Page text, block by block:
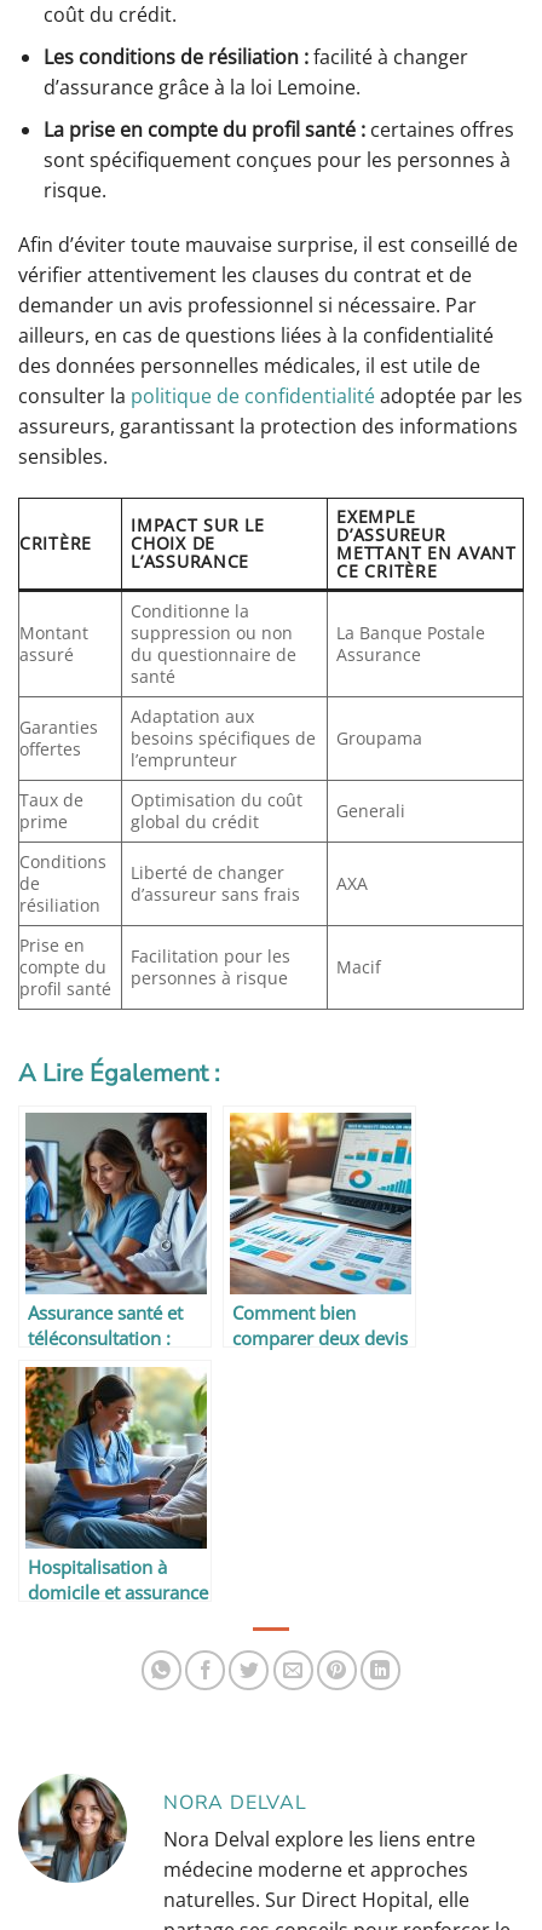
coût du crédit.
Les conditions de résiliation :facilité à changer
d’assurance grâce à la loi Lemoine.
La prise en compte du profil santé :certaines offres
sont spécifiquement conçues pour les personnes à
risque.
Afin d’éviter toute mauvaise surprise, il est conseillé de
vérifier attentivement les clauses du contrat et de
demander un avis professionnel si nécessaire. Par
ailleurs, en cas de questions liées à la confidentialité
des données personnelles médicales, il est utile de
consulter la politique de confidentialitéadoptée par les
assureurs, garantissant la protection des informations
sensibles.
CRITÈRE
IMPACT SUR LE
CHOIX DE
L’ASSURANCE
EXEMPLE
D’ASSUREUR
METTANT EN AVANT
CE CRITÈRE
Montant
assuré
Conditionne la
suppression ou non
du questionnaire de
santé
La Banque Postale
Assurance
Garanties
offertes
Adaptation aux
besoins spécifiques de
l’emprunteur
Groupama
Taux de
prime
Optimisation du coût
global du crédit
Generali
Conditions
de
résiliation
Liberté de changer
d’assureur sans frais
AXA
Prise en
compte du
profil santé
Facilitation pour les
personnes à risque
Macif
A Lire Également :
Assurance santé et
téléconsultation :
remboursement
intégral ?
Comment bien
comparer deux devis
Hospitalisation à
domicile et assurance
NORA DELVAL
Nora Delval explore les liens entre
médecine moderne et approches
naturelles. Sur Direct Hopital, elle